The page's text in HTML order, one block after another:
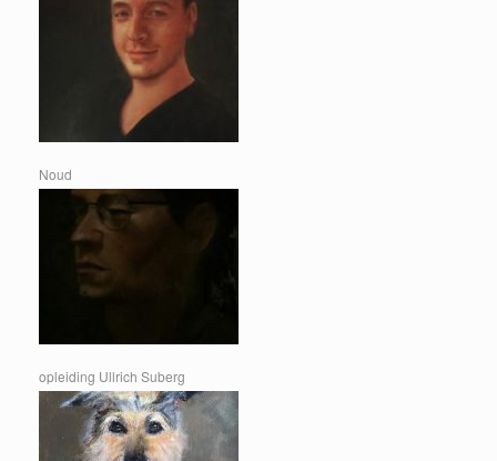
Noud
opleiding Ullrich Suberg